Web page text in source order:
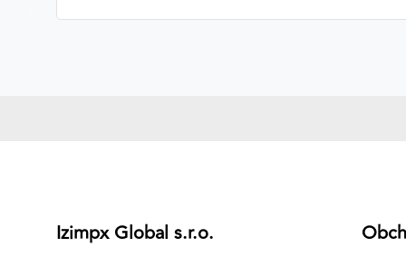
Izimpx Global s.r.o.